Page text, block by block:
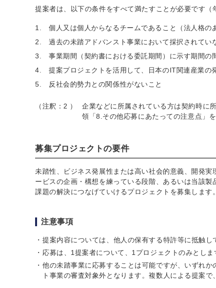
提案者は、以下の条件をすべて満たすことが必要です（
個人又は個人からなるチームであること（法人格の
過去の未踏アドバンスト事業において採択されてい
事業期間（契約書における委託期間）に示す期間の
提案プロジェクトを活用して、日本のIT関連産業の
反社会的勢力との関係性がないこと
（注釈：2 ）
企業などに所属されている方は契約時に
領「8.その他応募にあたっての注意点」を
募集プロジェクトの要件
未踏性、ビジネス発展性または高い社会的意義、開発
ービスの企画・構想を練っている段階、あるいは当該
課題の解決につなげていけるプロジェクトを募集します
注意事項
提案内容については、他人の保有する特許等に抵触し
応募は、1提案者について、1プロジェクトのみとしま
他の未踏事業に応募することは可能ですが、いずれ
ト事業の審査対象外となります。複数人による提案